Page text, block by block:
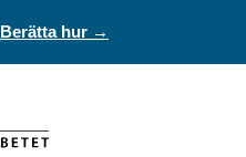
Berätta hur →